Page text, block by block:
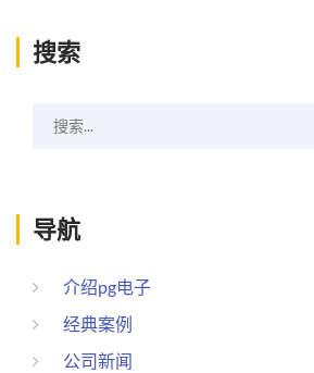
搜索
搜索...
导航
介绍pg电子
经典案例
公司新闻